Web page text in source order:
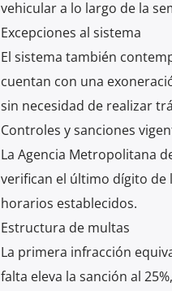
vehicular a lo largo de la
Excepciones al sistema
El sistema también
cuentan con una
sin necesidad de realizar
Controles y sanciones
La Agencia Metropolitana
verifican el último dígito de
horarios establecidos.
Estructura de multas
La primera infracción
falta eleva la sanción al